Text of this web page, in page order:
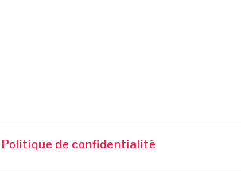
Politique de confidentialité